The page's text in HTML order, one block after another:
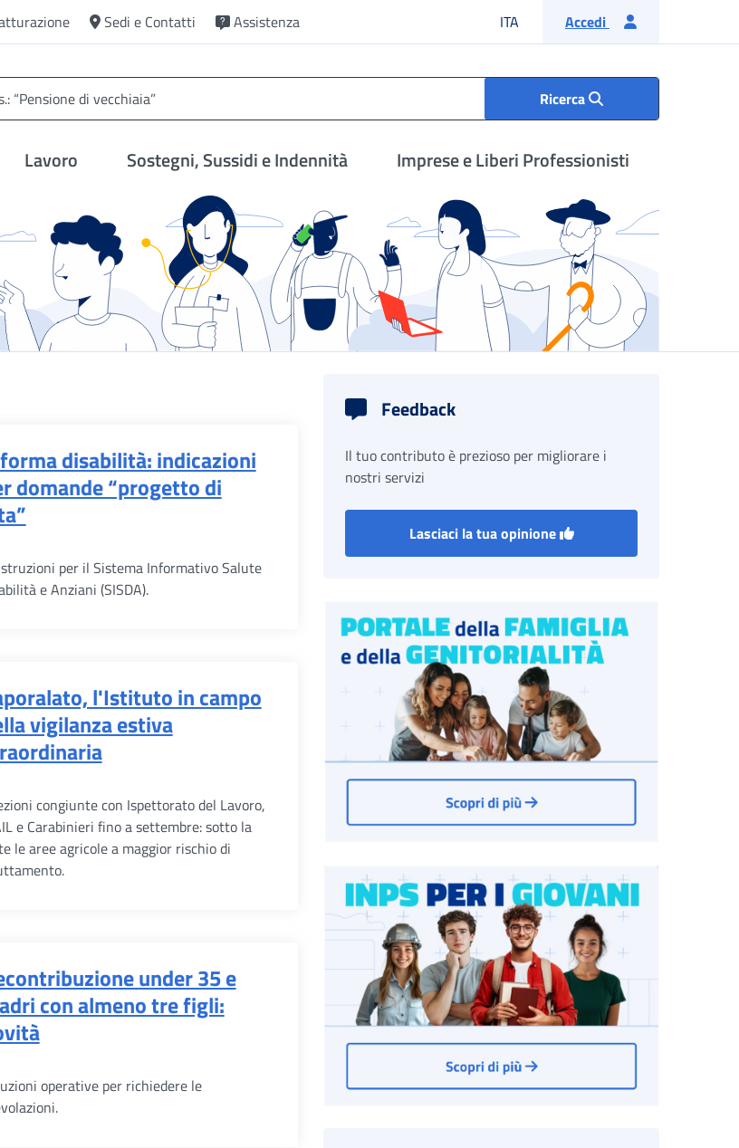
Sedi e Contatti Assistenza ITA Lingua italiana
Accedi
Ricerca
Lavoro Sostegni, Sussidi e Indennità Imprese e Liberi Professionisti
disabilità: indicazioni
domande “progetto di
per il Sistema Informativo Salute
e Anziani (SISDA).
l'Istituto in campo
vigilanza estiva
congiunte con Ispettorato del Lavoro,
e Carabinieri fino a settembre: sotto la
le aree agricole a maggior rischio di
under 35 e
con almeno tre figli:
operative per richiedere le
Feedback
Il tuo contributo è prezioso per migliorare i
nostri servizi
Lasciaci la tua opinione